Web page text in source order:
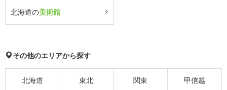
北海道の美術館
その他のエリアから探す
北海道 東北 関東 甲信越